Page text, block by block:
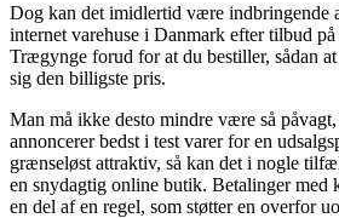
Dog kan det imidlertid være indbringende
internet varehuse i Danmark efter tilbud
Trægynge forud for at du bestiller, sådan
sig den billigste pris.
Man må ikke desto mindre være så
annoncerer bedst i test varer for en
grænseløst attraktiv, så kan det i nogle
en snydagtig online butik. Betalinger med
en del af en regel, som støtter en overfor